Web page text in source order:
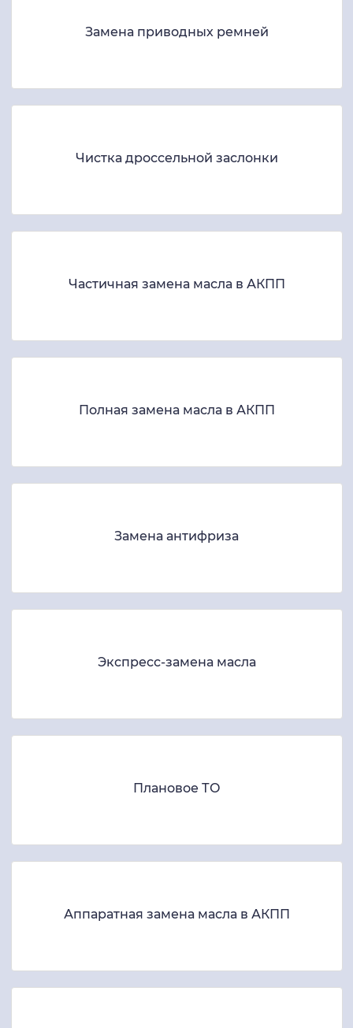
Замена приводных ремней
Чистка дроссельной заслонки
Частичная замена масла в АКПП
Полная замена масла в АКПП
Замена антифриза
Экспресс-замена масла
Плановое ТО
Аппаратная замена масла в АКПП